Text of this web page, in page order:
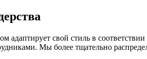
адаптирует свой стиль в
Мы более тщательно